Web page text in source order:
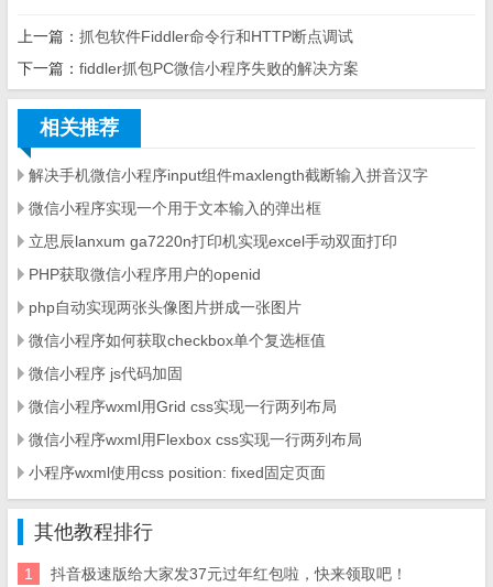
上一篇： 抓包软件Fiddler命令行和HTTP断点调试
下一篇： fiddler抓包PC微信小程序失败的解决方案
相关推荐
解决手机微信小程序input组件maxlength截断输入拼音汉字
微信小程序实现一个用于文本输入的弹出框
立思辰lanxum ga7220n打印机实现excel手动双面打印
PHP获取微信小程序用户的openid
php自动实现两张头像图片拼成一张图片
微信小程序如何获取checkbox单个复选框值
微信小程序 js代码加固
微信小程序wxml用Grid css实现一行两列布局
微信小程序wxml用Flexbox css实现一行两列布局
小程序wxml使用css position: fixed固定页面
其他教程排行
1 抖音极速版给大家发37元过年红包啦，快来领取吧！